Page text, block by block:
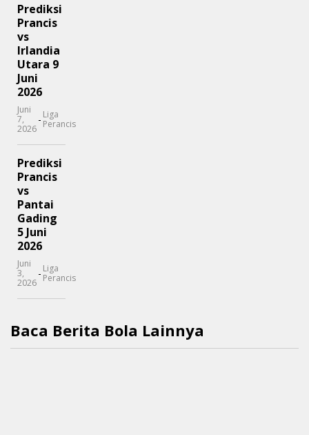
Prediksi
Prancis
vs
Irlandia
Utara 9
Juni
2026
Juni
7,
2026
- Liga
Perancis
Prediksi
Prancis
vs
Pantai
Gading
5 Juni
2026
Juni
3,
2026
- Liga
Perancis
Baca Berita Bola Lainnya